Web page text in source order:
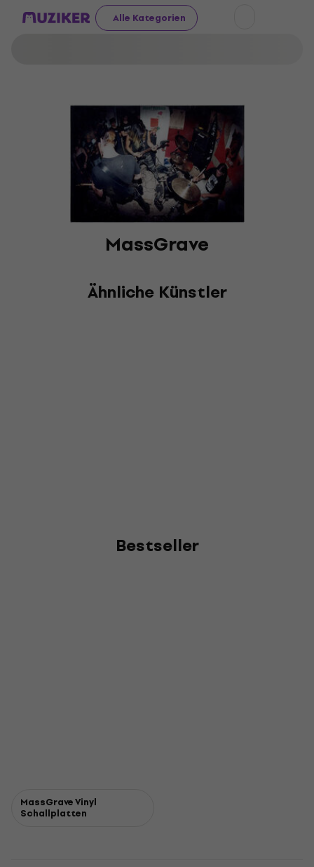
Alle Kategorien
MassGrave
Ähnliche Künstler
Bestseller
MassGrave Vinyl
Schallplatten